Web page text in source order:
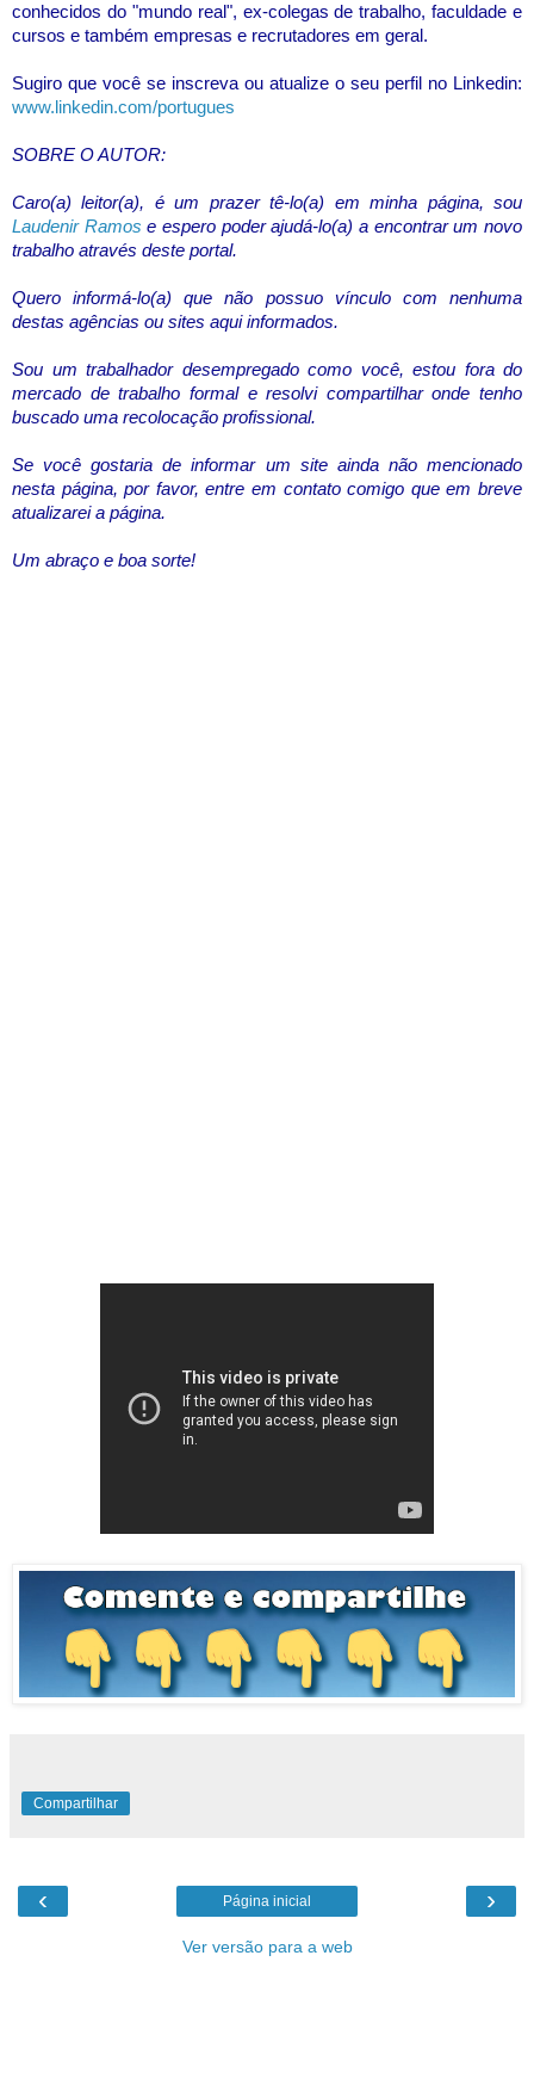
conhecidos do "mundo real", ex-colegas de trabalho, faculdade e
cursos e também empresas e recrutadores em geral.
Sugiro que você se inscreva ou atualize o seu perfil no Linkedin:
www.linkedin.com/portugues
SOBRE O AUTOR:
Caro(a) leitor(a), é um prazer tê-lo(a) em minha página, sou
Laudenir Ramos e espero poder ajudá-lo(a) a encontrar um novo
trabalho através deste portal.
Quero informá-lo(a) que não possuo vínculo com nenhuma
destas agências ou sites aqui informados.
Sou um trabalhador desempregado como você, estou fora do
mercado de trabalho formal e resolvi compartilhar onde tenho
buscado uma recolocação profissional.
Se você gostaria de informar um site ainda não mencionado
nesta página, por favor, entre em contato comigo que em breve
atualizarei a página.
Um abraço e boa sorte!
Compartilhar
‹ ›
Página inicial
Ver versão para a web